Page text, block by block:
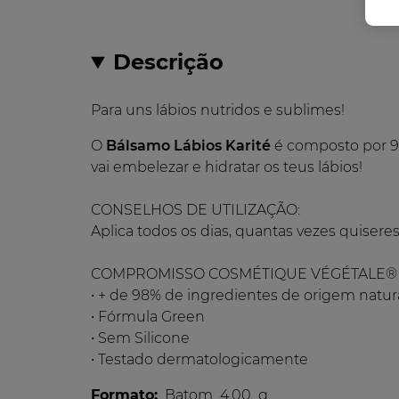
Descrição
Para uns lábios nutridos e sublimes!
O Bálsamo Lábios Karité é composto por
vai embelezar e hidratar os teus lábios!
CONSELHOS DE UTILIZAÇÃO:
Aplica todos os dias, quantas vezes
COMPROMISSO COSMÉTIQUE VÉGÉTALE®
• + de 98% de ingredientes de origem
• Fórmula Green
• Sem Silicone
• Testado dermatologicamente
Formato: Batom 4.00 g